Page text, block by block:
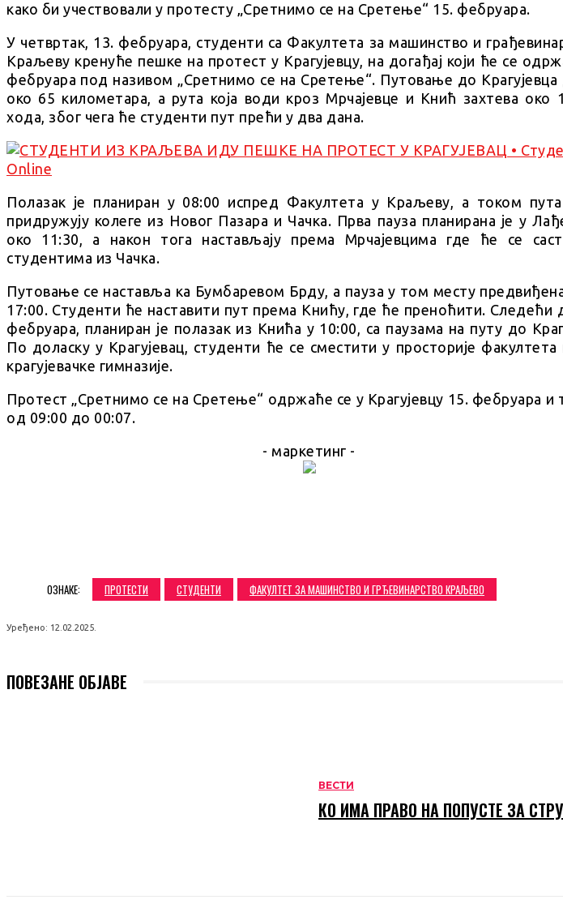
како би учествовали у протесту „Сретнимо се на Сретење“ 15. фебруара.
У четвртак, 13. фебруара, студенти са Факултета за машинство и
Краљеву кренуће пешке на протест у Крагујевцу, на догађај који ће се
фебруара под називом „Сретнимо се на Сретење“. Путовање до Крагујевца
око 65 километара, а рута која води кроз Мрчајевце и Кнић захтева око
хода, због чега ће студенти пут прећи у два дана.
Полазак је планиран у 08:00 испред Факултета у Краљеву, а током
придружују колеге из Новог Пазара и Чачка. Прва пауза планирана је у
око 11:30, а након тога настављају према Мрчајевцима где ће се
студентима из Чачка.
Путовање се наставља ка Бумбаревом Брду, а пауза у том месту
17:00. Студенти ће наставити пут према Книћу, где ће преноћити. Следећи
фебруара, планиран је полазак из Кнића у 10:00, са паузама на путу до
По доласку у Крагујевац, студенти ће се сместити у просторије
крагујевачке гимназије.
Протест „Сретнимо се на Сретење“ одржаће се у Крагујевцу 15. фебруара и
од 09:00 до 00:07.
- маркетинг -
ОЗНАКЕ: ПРОТЕСТИ СТУДЕНТИ ФАКУЛТЕТ ЗА МАШИНСТВО И ГРЂЕВИНАРСТВО КРАЉЕВО
Уређено: 12.02.2025.
ПОВЕЗАНЕ ОБЈАВЕ
ВЕСТИ
КО ИМА ПРАВО НА ПОПУСТЕ ЗА